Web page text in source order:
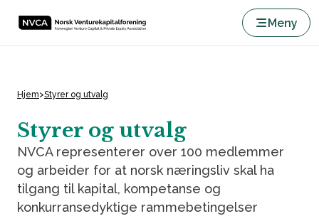
Meny
Hjem>Styrer og utvalg
Styrer og utvalg
NVCA representerer over 100 medlemmer
og arbeider for at norsk næringsliv skal ha
tilgang til kapital, kompetanse og
konkurransedyktige rammebetingelser